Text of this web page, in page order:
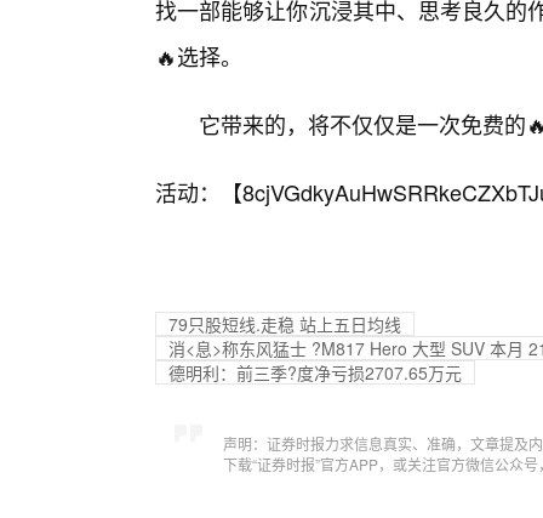
找一部能够让你沉浸其中、思考良久的
🔥选择。
它带来的，将不仅仅是一次免费的
活动：【
79只股短线.走稳 站上五日均线
消<息>称东风猛士 ?M817 Hero 大型 SUV 本月
德明利：前三季?度净亏损2707.65万元
声明：证券时报力求信息真实、准确，文章提及
下载“证券时报”官方APP，或关注官方微信公众